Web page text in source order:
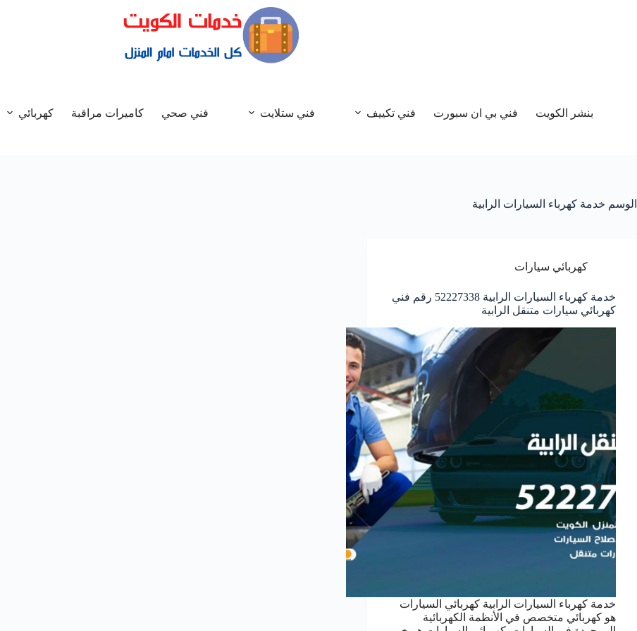
بنشر الكويت فني بي ان سبورت فني تكييف فني ستلايت فني صحي كاميرات مراقبة كهربائي
الوسم خدمة كهرباء السيارات الرابية
كهربائي سيارات
خدمة كهرباء السيارات الرابية 52227338 رقم فني
كهربائي سيارات متنقل الرابية
خدمة كهرباء السيارات الرابية كهربائي السيارات
هو كهربائي متخصص في الأنظمة الكهربائية